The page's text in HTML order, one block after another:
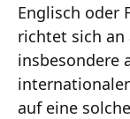
Englisch oder
richtet sich an
insbesondere
auf eine